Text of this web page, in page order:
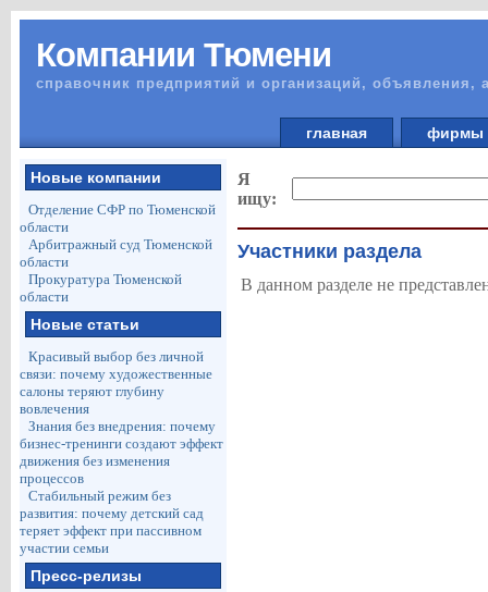
Компании Тюмени
справочник предприятий и организаций, объявления,
главная
Новые компании
Отделение СФР по Тюменской
области
Арбитражный суд Тюменской
области
Прокуратура Тюменской
области
Новые статьи
Красивый выбор без личной
связи: почему художественные
салоны теряют глубину
вовлечения
Знания без внедрения: почему
бизнес-тренинги создают эффект
движения без изменения
процессов
Стабильный режим без
развития: почему детский сад
теряет эффект при пассивном
участии семьи
Пресс-релизы
Я
ищу:
Участники раздела
В данном разделе не